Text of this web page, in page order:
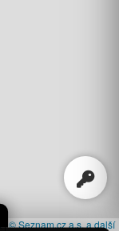
|© Seznam.cz a.s. a další